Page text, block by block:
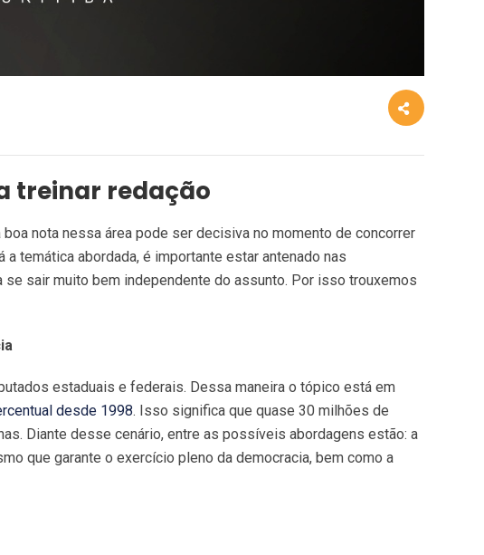
treinar redação
nota nessa área pode ser decisiva no momento de concorrer
temática abordada, é importante estar antenado nas
sair muito bem independente do assunto. Por isso trouxemos
estaduais e federais. Dessa maneira o tópico está em
desde 1998. Isso significa que quase 30 milhões de
Diante desse cenário, entre as possíveis abordagens estão: a
que garante o exercício pleno da democracia, bem como a